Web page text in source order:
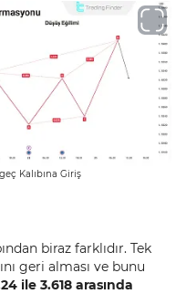
Kalıbına Giriş
biraz farklıdır. Tek
geri alması ve bunu
ile 3.618 arasında